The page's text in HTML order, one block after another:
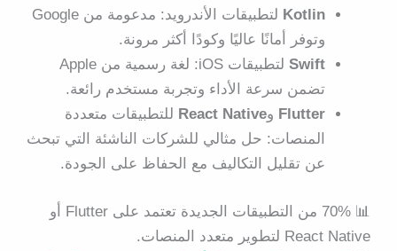
Kotlin
لتطبيقات الأندرويد: مدعومة من Google
وتوفر أمانًا عاليًا وكودًا أكثر مرونة.
Swift
لتطبيقات iOS: لغة رسمية من Apple
تضمن سرعة الأداء وتجربة مستخدم رائعة.
Flutter وReact Native للتطبيقات متعددة
المنصات: حل مثالي للشركات الناشئة التي تبحث
عن تقليل التكاليف مع الحفاظ على الجودة.
📊
70% من التطبيقات الجديدة تعتمد على Flutter أو
React Native لتطوير متعدد المنصات.